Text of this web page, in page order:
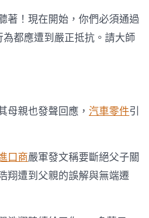
著！現在開始，你們必須通過
為都應遭到嚴正抵抗。請大師
母親也發聲回應， 汽車零件引
口商嚴軍發文稱要斷絕父子關
翔遭到父親的誤解與無端遷